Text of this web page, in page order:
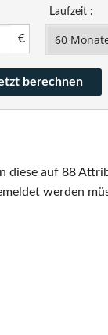
€
Laufzeit :
diese auf 88
werden